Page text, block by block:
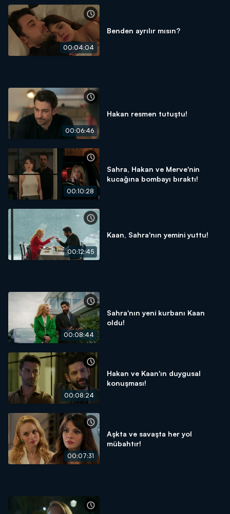
00:04:04
Benden ayrılır mısın?
00:06:46
Hakan resmen tutuştu!
00:10:28
Sahra, Hakan ve Merve'nin
kucağına bombayı bıraktı!
00:12:45
Kaan, Sahra'nın yemini yuttu!
00:08:44
Sahra'nın yeni kurbanı Kaan
oldu!
00:08:24
Hakan ve Kaan'ın duygusal
konuşması!
00:07:31
Aşkta ve savaşta her yol
mübahtır!